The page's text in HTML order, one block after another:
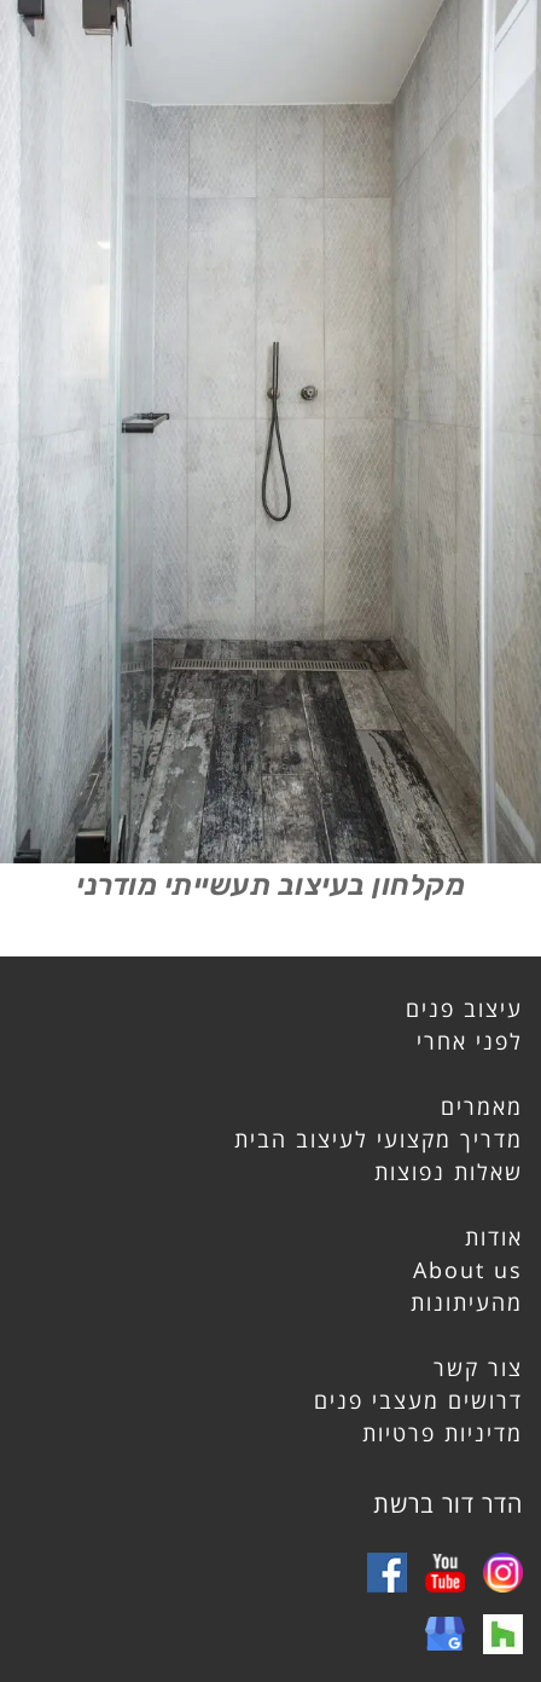
מקלחון בעיצוב תעשייתי מודרני
עיצוב פנים
לפני אחרי
מאמרים
מדריך מקצועי לעיצוב הבית
שאלות נפוצות
אודות
About us
מהעיתונות
צור קשר
דרושים מעצבי פנים
מדיניות פרטיות
הדר דור ברשת